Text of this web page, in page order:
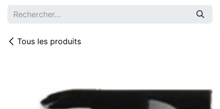
Tous les produits